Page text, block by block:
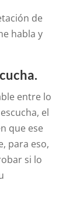
de
habla y
entre lo
el
que ese
para eso,
si lo